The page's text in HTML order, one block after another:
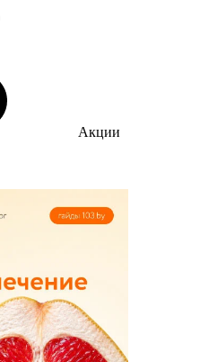
Акции